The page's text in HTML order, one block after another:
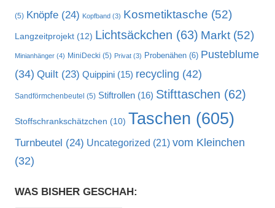
(5) Knöpfe (24) Kopfband (3) Kosmetiktasche (52)
Langzeitprojekt (12) Lichtsäckchen (63) Markt (52)
Minianhänger (4) MiniDecki (5) Privat (3) Probenähen (6) Pusteblume
(34) Quilt (23) Quippini (15) recycling (42)
Sandförmchenbeutel (5) Stiftrollen (16) Stifttaschen (62)
Stoffschrankschätzchen (10) Taschen (605)
Turnbeutel (24) Uncategorized (21) vom Kleinchen
(32)
WAS BISHER GESCHAH: